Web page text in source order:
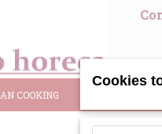
COOKING
Cookies